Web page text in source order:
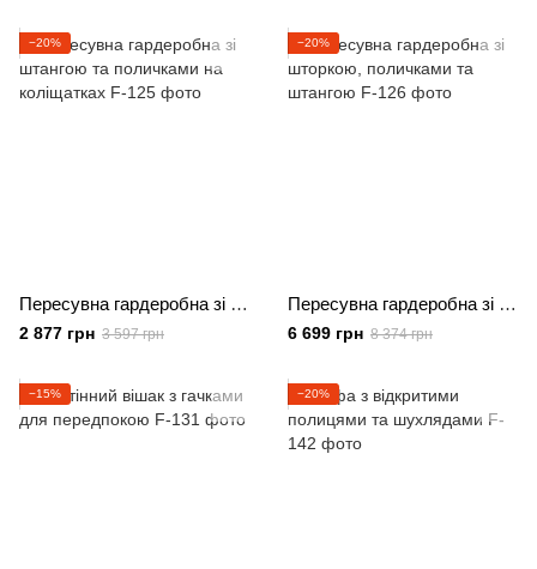
−20%
Пересувна гардеробна зі штангою та поличками на коліщатках
2 877 грн 3 597 грн
−20%
Пересувна гардеробна зі шторкою, поличками та штангою
6 699 грн 8 374 грн
−15% −20%